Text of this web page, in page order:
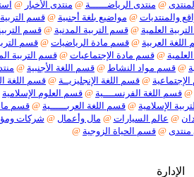
@ منتدى الرياضــــــة @ منتدى الأخبار @
والمنتديات @ مواضيع بلغة أجنبية @قسم التربية
العلمية @قسم التربية المدنية @قسم
العربية @ قسم مادة الرياضيات @ قسم
@قسم مادة الإجتماعيات @قسم التربية
@ قسم مواد النشاط @ قسم اللغة الأجنبية @
@ قسم اللغة الإنجليزيــة @قسم اللغة
@ قسم اللغة الفرنســــية @ قسم العلوم الإسلامية
الإسلامية @ قسم اللغة العربــــــية @ قسم
@ عالم السيارات @ مال وأعمال @ شركات
منتدى @ قسم الحياة الزوجية @
الإدارة